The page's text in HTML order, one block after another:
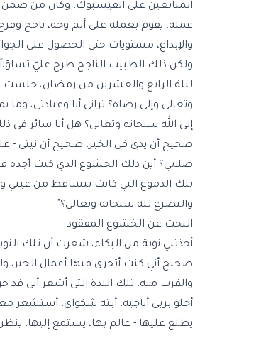
المتابعين على الفيسبوك. وكان من ضمن
عمله، يقوم بعمله على أتم وجه، ناجح
والإبداع، مستويات حتى الحصول على
ولكن ذلك الطبيب الناجح طرح عليّ
ليلة الرابع والعشرين من رمضان،
وتعالى وإلى رضاه؟ تراني أنا وعبادتي،
إلى الله سبحانه وتعالى؟ هل أنا سائر في
صحيح أن يدي في الخير، صحيح أن نيتي -
صلاتي؟ أين ذلك الخشوع الذي كنت أجده
تلك الدموع التي كانت تتساقط من عيني
والتضرع لله سبحانه وتعالى؟"
البحث عن الخشوع المفقود
أخذتني نوبة من البكاء، شعرت أن تلك
صحيح أني كنت أتحرى فيها أعمال الخير،
والقرب منه. تلك اللذة التي أشعر أني قد
أخلو بربي أناجيه، أبثه شكواي، أستشعر
يطلع عليها - عالم بها، يستمع إليها،